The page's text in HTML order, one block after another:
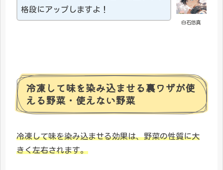
白石悠真
格段にアップしますよ！
冷凍して味を染み込ませる裏ワザが使
える野菜・使えない野菜
冷凍して味を染み込ませる効果は、野菜の性質に大
きく左右されます。